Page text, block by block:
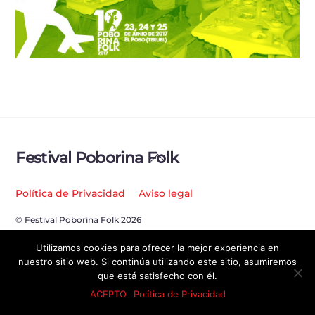
Back
Top
Festival Poborina Folk
Política de Privacidad Aviso legal
© Festival Poborina Folk 2026
Utilizamos cookies para ofrecer la mejor experiencia en
nuestro sitio web. Si continúa utilizando este sitio, asumiremos
que está satisfecho con él.
ACEPTO
Política de Privacidad